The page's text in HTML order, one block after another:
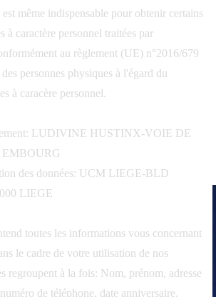
est même indispensable pour obtenir certains
à caractère personnel traitées par
au règlement (UE) n°2016/679
personnes physiques à l'égard du
à caracère personnel.
LUDIVINE HUSTINX-VOIE DE
des données: UCM LIEGE-BLD
LIEGE
toutes les informations vous concernant
le cadre de votre utilisation de nos
regroupent à la fois: Nom, prénom, adresse
de téléphone, date anniversaire.